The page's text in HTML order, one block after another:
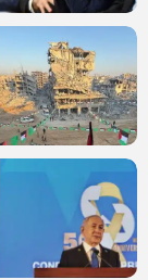
חדשות
חדשות